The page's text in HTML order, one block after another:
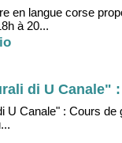
en langue corse
à 20...
di U Canale"
U Canale" : Cours